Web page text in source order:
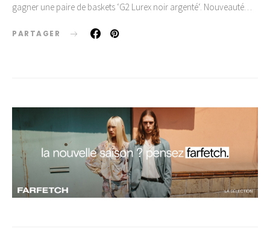
gagner une paire de baskets ‘G2 Lurex noir argenté‘. Nouveauté…
PARTAGER